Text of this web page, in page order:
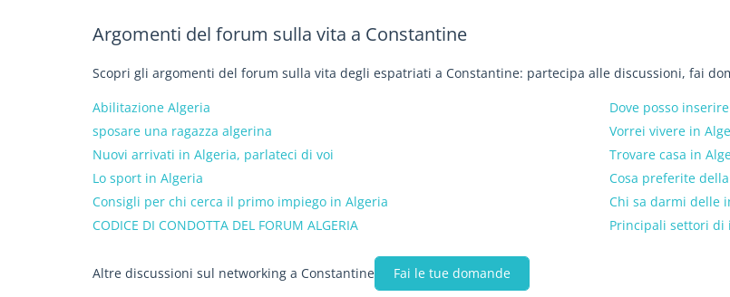
Argomenti del forum sulla vita a Constantine
Scopri gli argomenti del forum sulla vita degli espatriati a Constantine: partecipa alle discussioni, fai
Abilitazione Algeria
Dove posso
sposare una ragazza algerina
Vorrei vivere in
Nuovi arrivati in Algeria, parlateci di voi
Trovare casa in
Lo sport in Algeria
Cosa preferite
Consigli per chi cerca il primo impiego in Algeria
Chi sa darmi delle
CODICE DI CONDOTTA DEL FORUM ALGERIA
Principali settori di
Altre discussioni sul networking a Constantine Fai le tue domande